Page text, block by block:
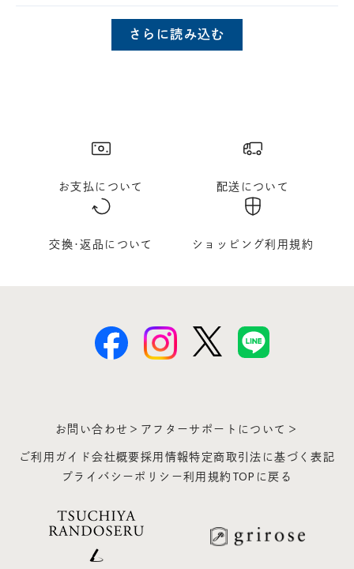
さらに読み込む
お支払について 配送について
交換･返品について ショッピング利用規約
お問い合わせ＞ アフターサポートについて＞
ご利用ガイド会社概要採用情報特定商取引法に基づく表記
プライバシーポリシー利用規約 TOPに戻る